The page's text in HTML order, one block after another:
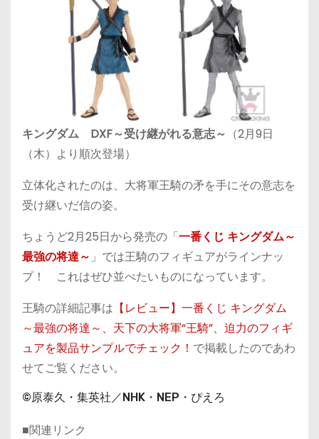
キングダム DXF～受け継がれる意志～ （2月9日
（木）より順次登場）
立体化されたのは、大将軍王騎の矛を手にその意志を
受け継いだ信の姿。
ちょうど2月25日から発売の「一番くじ キングダム～
最強の将達～ 」では王騎のフィギュアがラインナッ
プ！ これはぜひ並べたいものになっています。
王騎の詳細記事は 【レビュー】一番くじ キングダム
～最強の将達～、天下の大将軍“王騎”、迫力のフィギ
ュアを製品サンプルでチェック！ で掲載したのであわ
せてご覧ください。
©原泰久・集英社／NHK・NEP・ぴえろ
■関連リンク